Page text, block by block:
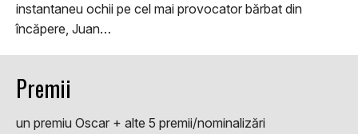
instantaneu ochii pe cel mai provocator bărbat din
încăpere, Juan…
Premii
un premiu Oscar + alte 5 premii/nominalizări